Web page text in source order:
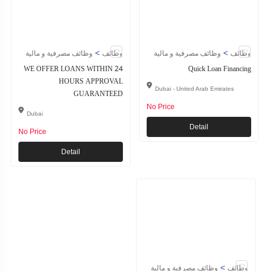
وظائف > وظائف مصرفية و مالية
WE OFFER LOANS WITHIN 24
HOURS APPROVAL
GUARANTEED
Dubai
No Price
Detail
وظائف > وظائف مصرفية و مالية
Quick Loan Financing
Dubai - United Arab Emirates
No Price
Detail
وظائف > وظائف مصرفية و مالية